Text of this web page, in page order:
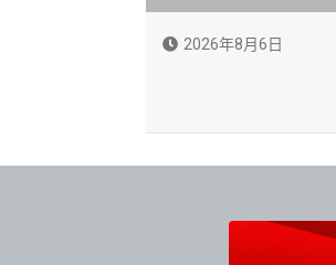
2026年8月6日